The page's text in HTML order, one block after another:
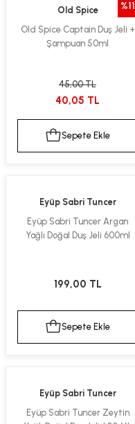
%11
Old Spice
Old Spice Captain Duş Jeli +
Şampuan 50ml
45,00 TL
40,05 TL
Sepete Ekle
Eyüp Sabri Tuncer
Eyüp Sabri Tuncer Argan
Yağlı Doğal Duş Jeli 600ml
199,00 TL
Sepete Ekle
Eyüp Sabri Tuncer
Eyüp Sabri Tuncer Zeytin